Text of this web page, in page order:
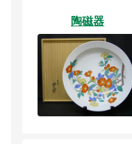
陶磁器